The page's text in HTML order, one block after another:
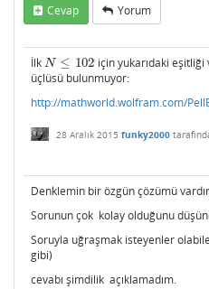
Cevap Yorum
İlk N ≤ 102
N≤ 102 için yukarıdaki eşitliği
üçlüsü bulunmuyor:
http://mathworld.wolfram.com/
28 Aralık 2015 funky2000
Denklemin bir özgün çözümü
Sorunun çok kolay olduğunu
Soruyla uğraşmak isteyenler
gibi)
cevabı şimdilik açıklamadım.